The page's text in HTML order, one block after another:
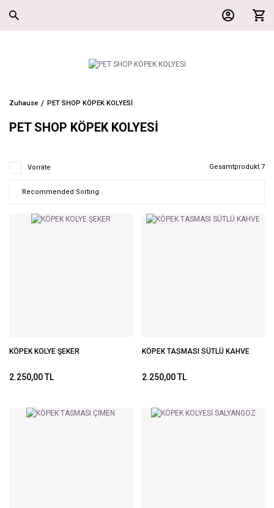
Zuhause PET SHOP KÖPEK KOLYESİ
PET SHOP KÖPEK KOLYESİ
Vorräte Gesamtprodukt 7
KÖPEK KOLYE ŞEKER
2.250,00 TL
KÖPEK TASMASI SÜTLÜ KAHVE
2.250,00 TL